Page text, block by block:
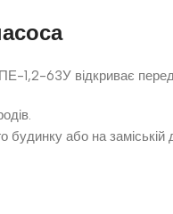
1,2-63У відкриває
або на заміській